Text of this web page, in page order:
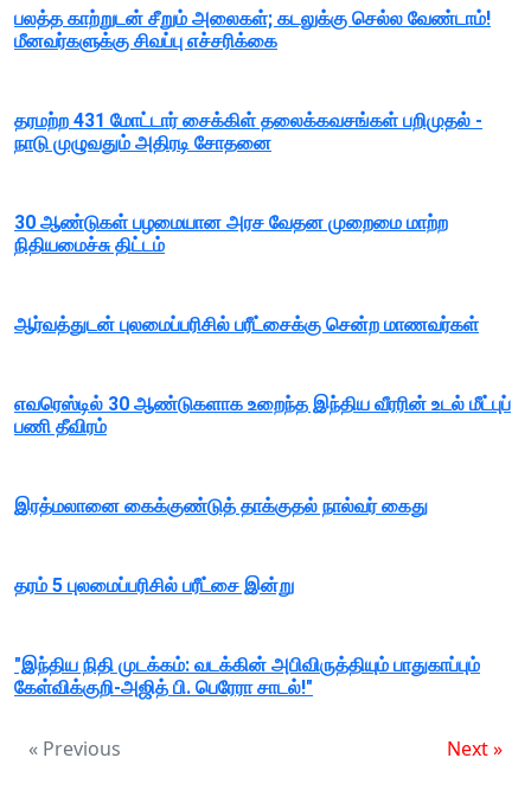
பலத்த காற்றுடன் சீறும் அலைகள்; கடலுக்கு செல்ல வேண்டாம்!
மீனவர்களுக்கு சிவப்பு எச்சரிக்கை
தரமற்ற 431 மோட்டார் சைக்கிள் தலைக்கவசங்கள் பறிமுதல் -
நாடு முழுவதும் அதிரடி சோதனை
30 ஆண்டுகள் பழமையான அரச வேதன முறைமை மாற்ற
நிதியமைச்சு திட்டம்
ஆர்வத்துடன் புலமைப்பரிசில் பரீட்சைக்கு சென்ற மாணவர்கள்
எவரெஸ்டில் 30 ஆண்டுகளாக உறைந்த இந்திய வீரரின் உடல் மீட்புப்
பணி தீவிரம்
இரத்மலானை கைக்குண்டுத் தாக்குதல் நால்வர் கைது
தரம் 5 புலமைப்பரிசில் பரீட்சை இன்று
"இந்திய நிதி முடக்கம்: வடக்கின் அபிவிருத்தியும் பாதுகாப்பும்
கேள்விக்குறி-அஜித் பி. பெரேரா சாடல்!"
« Previous Next »